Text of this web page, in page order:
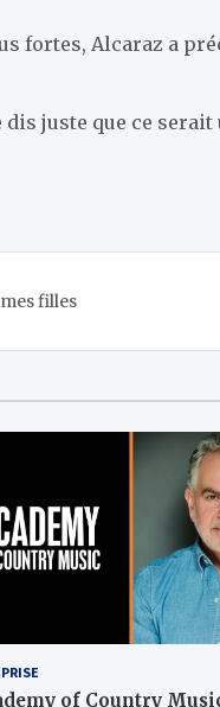
fortes, Alcaraz a
juste que ce
filles
of Country